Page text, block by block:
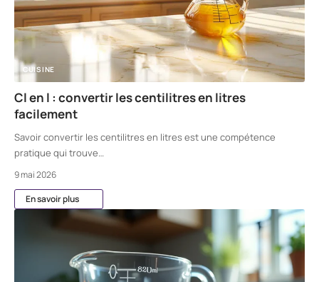
CUISINE
Cl en l : convertir les centilitres en litres
facilement
Savoir convertir les centilitres en litres est une compétence
pratique qui trouve…
9 mai 2026
En savoir plus